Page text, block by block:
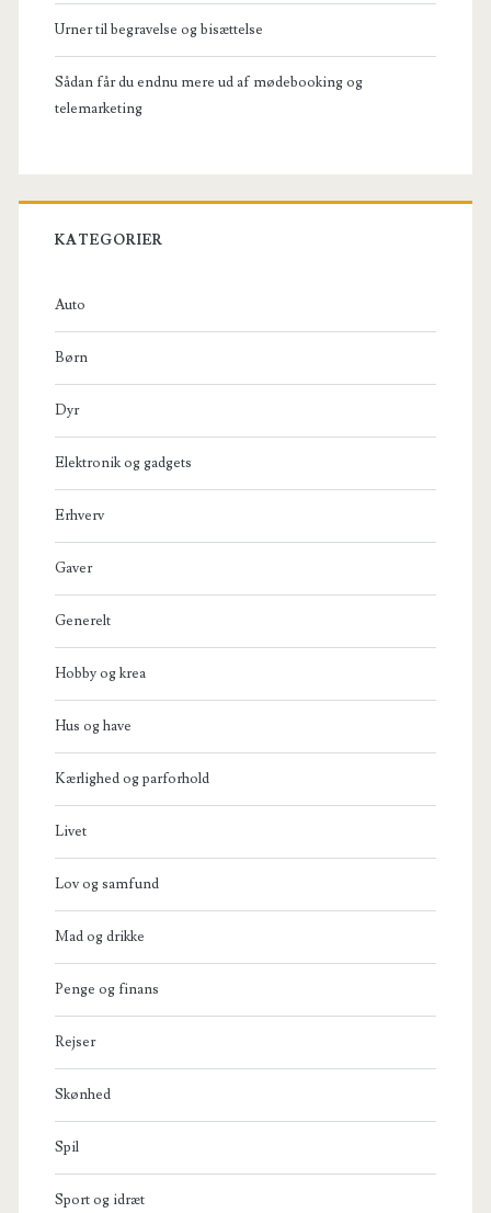
Urner til begravelse og bisættelse
Sådan får du endnu mere ud af mødebooking og
telemarketing
KATEGORIER
Auto
Børn
Dyr
Elektronik og gadgets
Erhverv
Gaver
Generelt
Hobby og krea
Hus og have
Kærlighed og parforhold
Livet
Lov og samfund
Mad og drikke
Penge og finans
Rejser
Skønhed
Spil
Sport og idræt